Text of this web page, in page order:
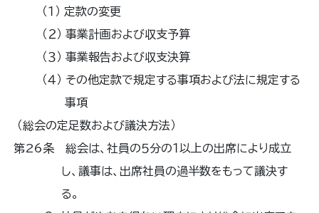
（１） 定款の変更
（２） 事業計画および収支予算
（３） 事業報告および収支決算
（４） その他定款で規定する事項および法に規定する
事項
（総会の定足数および議決方法）
第26条 総会は、社員の５分の１以上の出席により成立
し、議事は、出席社員の過半数をもって議決す
る。